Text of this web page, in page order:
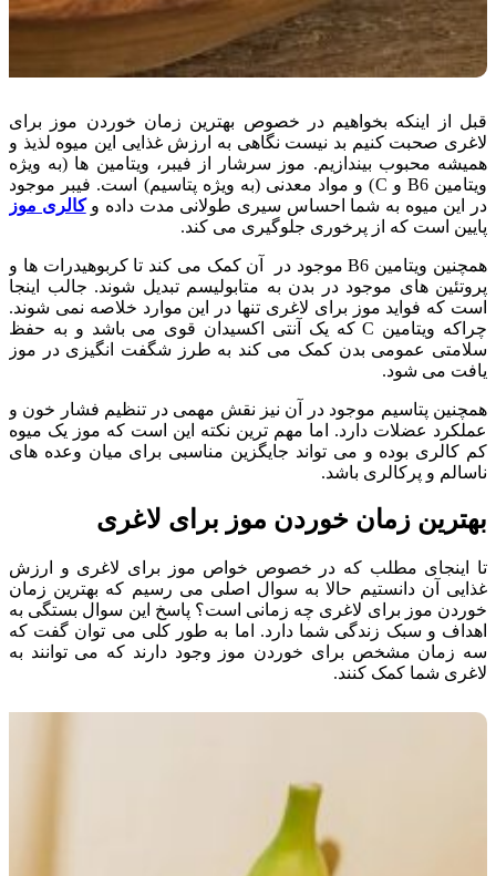
قبل از اینکه بخواهیم در خصوص بهترین زمان خوردن موز برای
لاغری صحبت کنیم بد نیست نگاهی به ارزش غذایی این میوه لذیذ و
همیشه محبوب بیندازیم. موز سرشار از فیبر، ویتامین ها (به ویژه
ویتامین B6 و C) و مواد معدنی (به ویژه پتاسیم) است. فیبر موجود
در این میوه به شما احساس سیری طولانی مدت داده وکالری موز
پایین است که از پرخوری جلوگیری می کند.
همچنین ویتامین B6 موجود در آن کمک می کند تا کربوهیدرات ها و
پروتئین های موجود در بدن به متابولیسم تبدیل شوند. جالب اینجا
است که فواید موز برای لاغری تنها در این موارد خلاصه نمی شوند.
چراکه ویتامین C که یک آنتی اکسیدان قوی می باشد و به حفظ
سلامتی عمومی بدن کمک می کند به طرز شگفت انگیزی در موز
یافت می شود.
همچنین پتاسیم موجود در آن نیز نقش مهمی در تنظیم فشار خون و
عملکرد عضلات دارد. اما مهم ترین نکته این است که موز یک میوه
کم کالری بوده و می تواند جایگزین مناسبی برای میان وعده های
ناسالم و پرکالری باشد.
بهترین زمان خوردن موز برای لاغری
تا اینجای مطلب که در خصوص خواص موز برای لاغری و ارزش
غذایی آن دانستیم حالا به سوال اصلی می رسیم که بهترین زمان
خوردن موز برای لاغری چه زمانی است؟ پاسخ این سوال بستگی به
اهداف و سبک زندگی شما دارد. اما به طور کلی می توان گفت که
سه زمان مشخص برای خوردن موز وجود دارند که می توانند به
لاغری شما کمک کنند.